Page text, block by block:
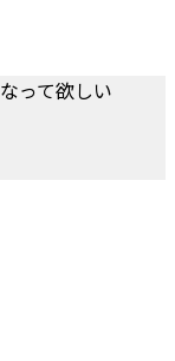
って欲しい